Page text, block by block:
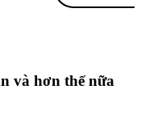
và hơn thế nữa